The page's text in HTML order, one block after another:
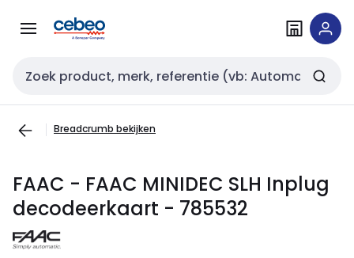
naar
naar
Zoekveld invoer
Breadcrumb bekijken
FAAC - FAAC MINIDEC SLH Inplug
decodeerkaart - 785532